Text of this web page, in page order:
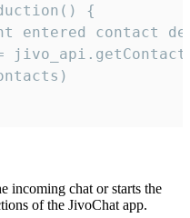
{
entered contact
incoming chat or starts the
of the JivoChat app.